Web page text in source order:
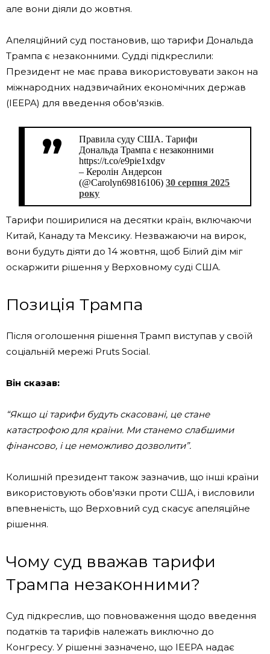
але вони діяли до жовтня.
Апеляційний суд постановив, що тарифи Дональда
Трампа є незаконними. Судді підкреслили:
Президент не має права використовувати закон на
міжнародних надзвичайних економічних держав
(IEEPA) для введення обов'язків.
Правила суду США. Тарифи
Дональда Трампа є незаконними
https://t.co/e9pie1xdgv
– Керолін Андерсон
(@Carolyn69816106)30 серпня 2025
року
Тарифи поширилися на десятки країн, включаючи
Китай, Канаду та Мексику. Незважаючи на вирок,
вони будуть діяти до 14 жовтня, щоб Білий дім міг
оскаржити рішення у Верховному суді США.
Позиція Трампа
Після оголошення рішення Трамп виступав у своїй
соціальній мережі Pruts Social.
Він сказав:
“Якщо ці тарифи будуть скасовані, це стане
катастрофою для країни. Ми станемо слабшими
фінансово, і це неможливо дозволити”.
Колишній президент також зазначив, що інші країни
використовують обов'язки проти США, і висловили
впевненість, що Верховний суд скасує апеляційне
рішення.
Чому суд вважав тарифи
Трампа незаконними?
Суд підкреслив, що повноваження щодо введення
податків та тарифів належать виключно до
Конгресу. У рішенні зазначено, що IEEPA надає